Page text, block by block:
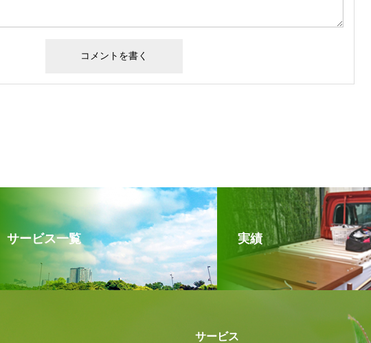
サービス一覧 実績
サービス